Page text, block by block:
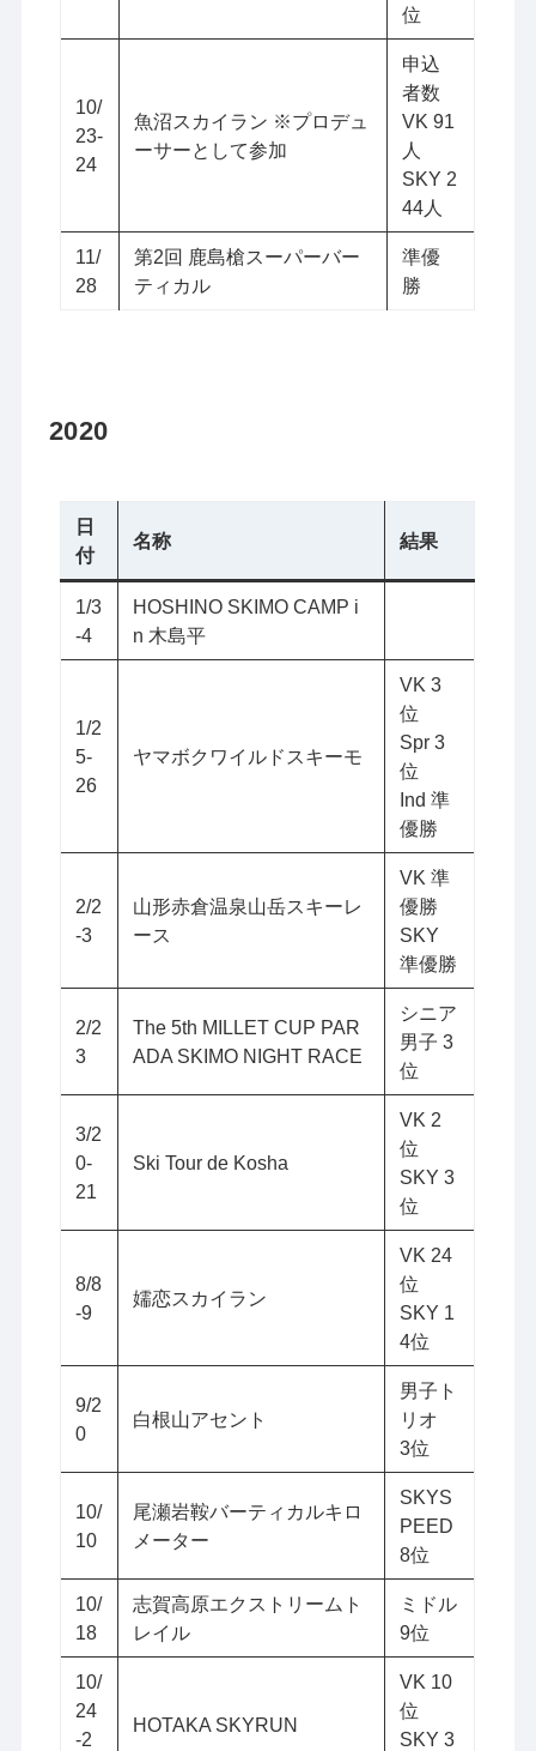
位
10/
23-
24
魚沼スカイラン ※プロデュ
ーサーとして参加
申込
者数
VK 91
人
SKY 2
44人
11/
28
第2回 鹿島槍スーパーバー
ティカル
準優
勝
2020
日
付
名称 結果
1/3
-4
HOSHINO SKIMO CAMP i
n 木島平
1/2
5-
26
ヤマボクワイルドスキーモ
VK 3
位
Spr 3
位
Ind 準
優勝
2/2
-3
山形赤倉温泉山岳スキーレ
ース
VK 準
優勝
SKY
準優勝
2/2
3
The 5th MILLET CUP PAR
ADA SKIMO NIGHT RACE
シニア
男子 3
位
3/2
0-
21
Ski Tour de Kosha
VK 2
位
SKY 3
位
8/8
-9
嬬恋スカイラン
VK 24
位
SKY 1
4位
9/2
0
白根山アセント
男子ト
リオ
3位
10/
10
尾瀬岩鞍バーティカルキロ
メーター
SKYS
PEED
8位
10/
18
志賀高原エクストリームト
レイル
ミドル
9位
10/
24
-2
HOTAKA SKYRUN
VK 10
位
SKY 3